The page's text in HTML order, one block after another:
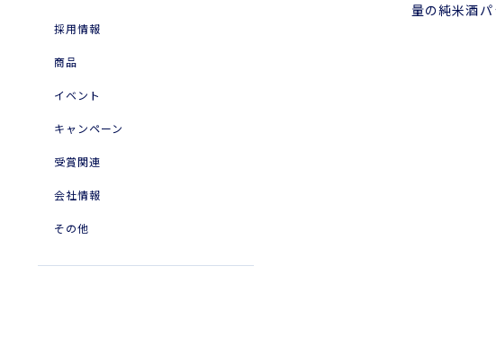
2024年
2023年
2010年
2004年
採用情報
商品
イベント
キャンペーン
受賞関連
会社情報
その他
量の純米酒